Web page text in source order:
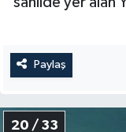
Paylaş
20 / 33